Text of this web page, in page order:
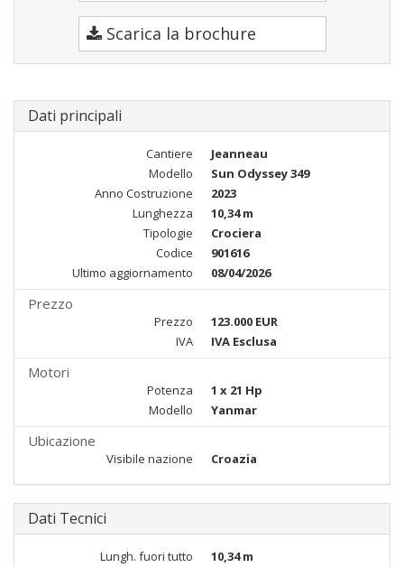
Scarica la brochure
Dati principali
Cantiere
Jeanneau
Modello
Sun Odyssey 349
Anno Costruzione
2023
Lunghezza
10,34 m
Tipologie
Crociera
Codice
901616
Ultimo aggiornamento
08/04/2026
Prezzo
Prezzo
123.000 EUR
IVA
IVA Esclusa
Motori
Potenza
1 x 21 Hp
Modello
Yanmar
Ubicazione
Visibile nazione Croazia
Dati Tecnici
Lungh. fuori tutto
10,34 m